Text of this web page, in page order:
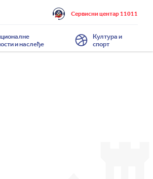
Сервисни центар 11011
и наслеђе
Култура и
спорт